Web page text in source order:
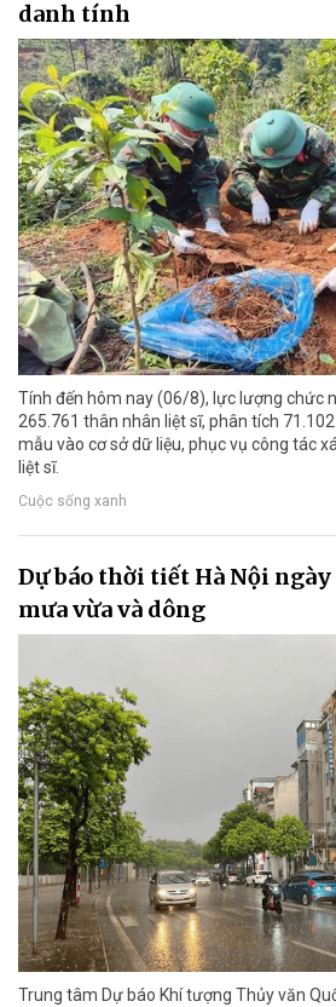
danh tính
Tính đến hôm nay (06/8), lực lượng chức
265.761 thân nhân liệt sĩ, phân tích
mẫu vào cơ sở dữ liệu, phục vụ công tác
liệt sĩ.
Cuộc sống xanh
Dự báo thời tiết Hà Nội ngày
mưa vừa và dông
Trung tâm Dự báo Khí tượng Thủy văn